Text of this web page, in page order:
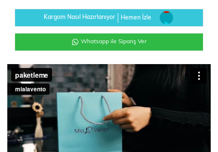
Kargom Nasıl Hazırlanıyor Hemen İzle
Whatsapp ile Sipariş Ver